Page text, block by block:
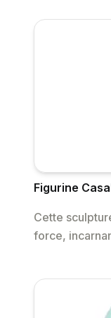
Figurine
Cette
force,